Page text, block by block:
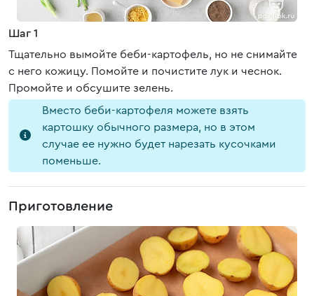
Шаг 1
Тщательно вымойте беби-картофель, но не снимайте
с него кожицу. Помойте и почистите лук и чеснок.
Промойте и обсушите зелень.
Вместо беби-картофеля можете взять
картошку обычного размера, но в этом
случае ее нужно будет нарезать кусочками
поменьше.
Приготовление